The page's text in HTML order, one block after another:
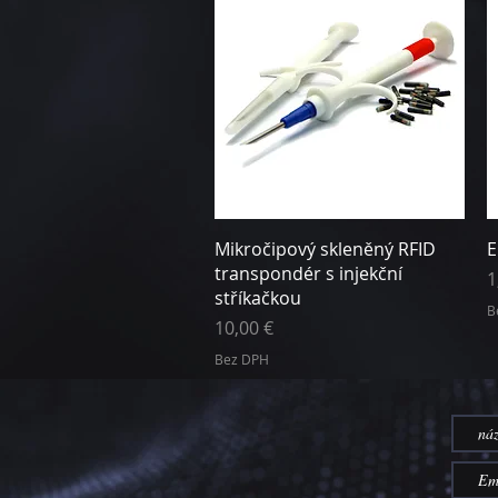
Rychlý náhled
Mikročipový skleněný RFID
transpondér s injekční
stříkačkou
Cena
10,00 €
Bez DPH